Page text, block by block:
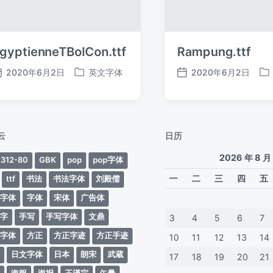
2020年6月2日
发
英文字体
Rampung.ttf
发
2020年6月2日
发
80 GBK pop
pop字体
ttf
书法 书法字体
刘殿儒
体
字体 宋体
广告体
手写 手写字体
文鼎
体
方正 方正字迹
方正手迹
日文字体 日本 朗宋
武蔵
日历
2026 年 8 月
一
二 三 四 五
3
4 5 6 7
10
11 12 13 14
17
18 19 20 21